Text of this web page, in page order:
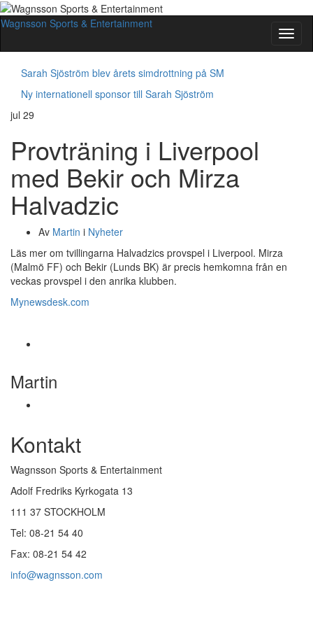
Slå
på/av
Wagnsson Sports & Entertainment
Sarah Sjöström blev årets simdrottning på SM
Ny internationell sponsor till Sarah Sjöström
jul 29
Provträning i Liverpool
med Bekir och Mirza
Halvadzic
Av Martin i Nyheter
Läs mer om tvillingarna Halvadzics provspel i Liverpool. Mirza
(Malmö FF) och Bekir (Lunds BK) är precis hemkomna från en
veckas provspel i den anrika klubben.
Mynewsdesk.com
Martin
Kontakt
Wagnsson Sports & Entertainment
Adolf Fredriks Kyrkogata 13
111 37 STOCKHOLM
Tel: 08-21 54 40
Fax: 08-21 54 42
info@wagnsson.com